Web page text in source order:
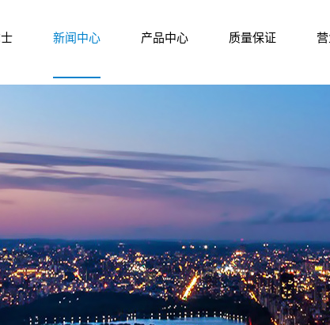
新闻中心 产品中心 质量保证